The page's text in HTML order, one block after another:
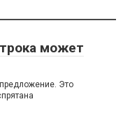
может
Это